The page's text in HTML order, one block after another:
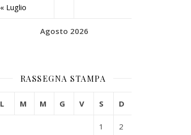
Agosto 2026
« Luglio
RASSEGNA STAMPA
L M M G V S D
1 2